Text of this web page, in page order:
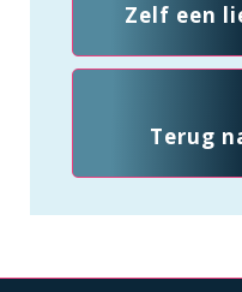
Zelf een
Terug